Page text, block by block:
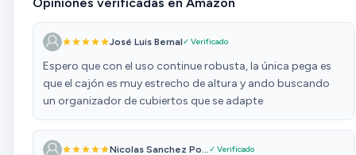
José Luis Bernal✓ Verificado
Espero que con el uso continue robusta, la única pega es
que el cajón es muy estrecho de altura y ando buscando
un organizador de cubiertos que se adapte
Nicolas Sanchez Po... ✓ Verificado